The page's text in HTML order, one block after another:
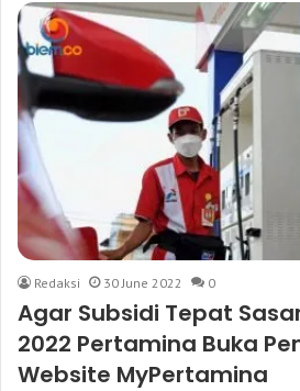
Redaksi 30 June 2022 0
Agar Subsidi Tepat
2022 Pertamina Buka
Website MyPertamina